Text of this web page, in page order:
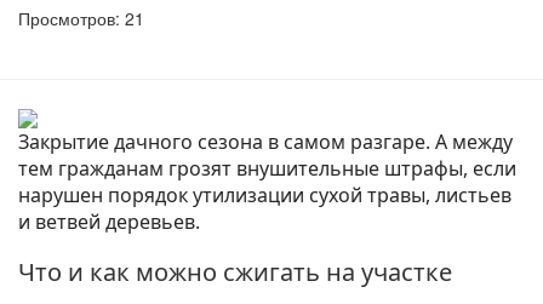
Просмотров: 21
Закрытие дачного сезона в самом разгаре. А между
тем гражданам грозят внушительные штрафы, если
нарушен порядок утилизации сухой травы, листьев
и ветвей деревьев.
Что и как можно сжигать на участке